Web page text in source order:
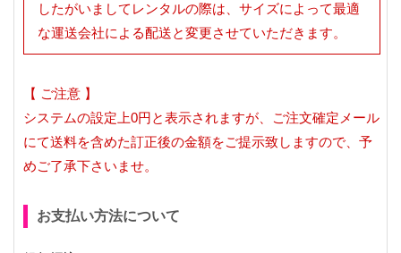
したがいましてレンタルの際は、サイズによって最適
な運送会社による配送と変更させていただきます。
【 ご注意 】
システムの設定上0円と表示されますが、ご注文確定メール
にて送料を含めた訂正後の金額をご提示致しますので、予
めご了承下さいませ。
お支払い方法について